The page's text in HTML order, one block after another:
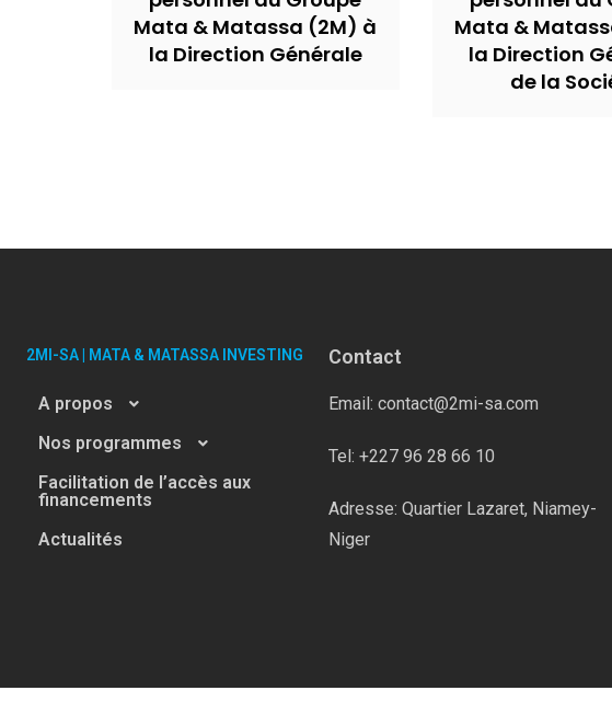
Mata & Matassa (2M) à
la Direction Générale
Mata &
la Direction
de la
2MI-SA | MATA & MATASSA INVESTING
A propos
Nos programmes
Facilitation de l’accès aux
financements
Actualités
Contact
Email: contact@2mi-sa.com
Tel: +227 96 28 66 10
Adresse: Quartier Lazaret, Niamey-
Niger